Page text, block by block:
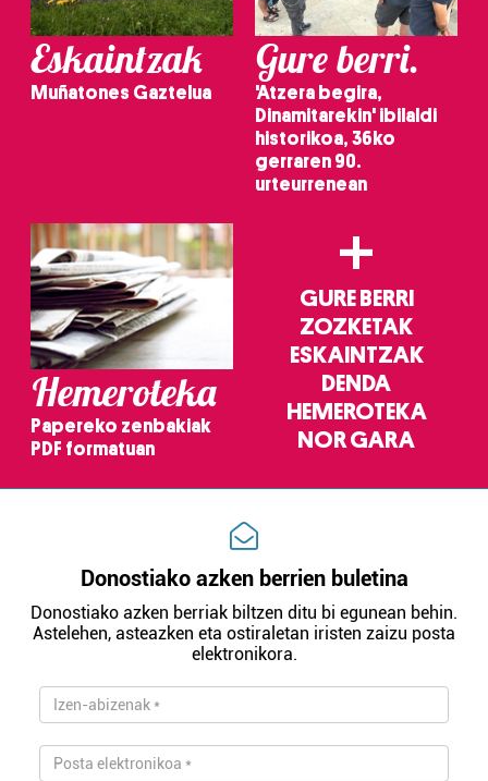
Eskaintzak
Muñatones Gaztelua
Gure berri.
'Atzera begira,
Dinamitarekin' ibilaldi
historikoa, 36ko
gerraren 90.
urteurrenean
Hemeroteka
Papereko zenbakiak
PDF formatuan
+
GURE BERRI
ZOZKETAK
ESKAINTZAK
DENDA
HEMEROTEKA
NOR GARA
Donostiako azken berrien buletina
Donostiako azken berriak biltzen ditu bi egunean behin.
Astelehen, asteazken eta ostiraletan iristen zaizu posta
elektronikora.